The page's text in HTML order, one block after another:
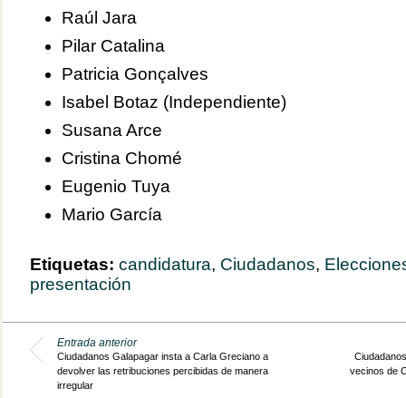
Raúl Jara
Pilar Catalina
Patricia Gonçalves
Isabel Botaz (Independiente)
Susana Arce
Cristina Chomé
Eugenio Tuya
Mario García
Etiquetas: candidatura, Ciudadanos,
presentación
Entrada anterior
Ciudadanos Galapagar insta a Carla Greciano a
devolver las retribuciones percibidas de manera
irregular
vecinos de